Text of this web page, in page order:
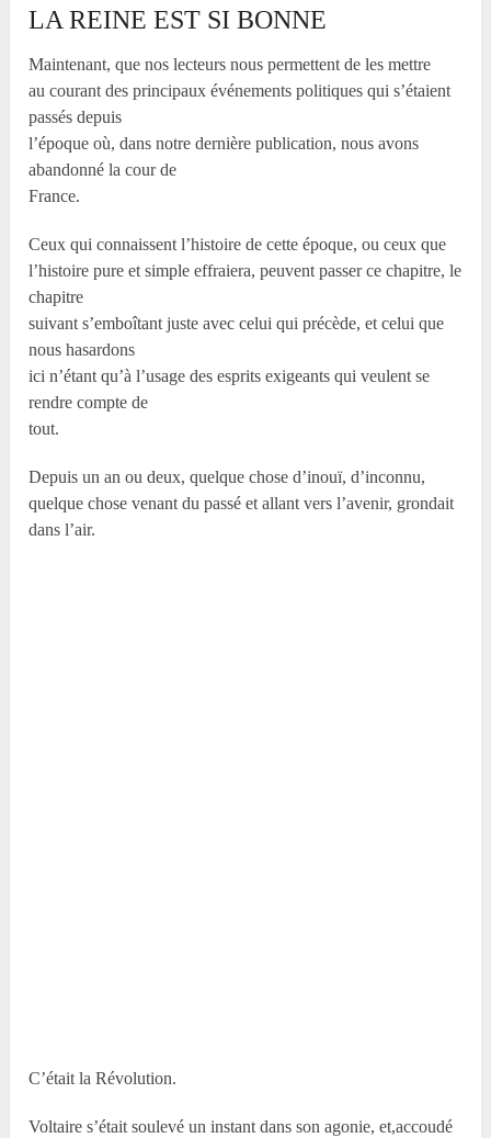
LA REINE EST SI BONNE
Maintenant, que nos lecteurs nous permettent de les mettre
au courant des principaux événements politiques qui s’étaient
passés depuis
l’époque où, dans notre dernière publication, nous avons
abandonné la cour de
France.
Ceux qui connaissent l’histoire de cette époque, ou ceux que
l’histoire pure et simple effraiera, peuvent passer ce chapitre, le
chapitre
suivant s’emboîtant juste avec celui qui précède, et celui que
nous hasardons
ici n’étant qu’à l’usage des esprits exigeants qui veulent se
rendre compte de
tout.
Depuis un an ou deux, quelque chose d’inouï, d’inconnu,
quelque chose venant du passé et allant vers l’avenir, grondait
dans l’air.
C’était la Révolution.
Voltaire s’était soulevé un instant dans son agonie, et,accoudé